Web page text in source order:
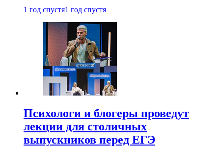
1 год спустя1 год спустя
Психологи и блогеры проведут
лекции для столичных
выпускников перед ЕГЭ